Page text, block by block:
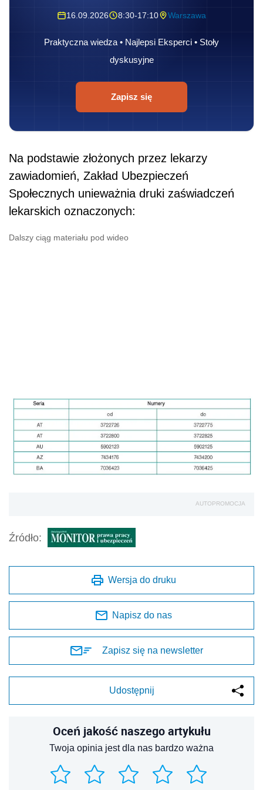
16.09.2026 8:30-17:10 Warszawa
Praktyczna wiedza • Najlepsi Eksperci • Stoły
dyskusyjne
Zapisz się
Na podstawie złożonych przez lekarzy
zawiadomień, Zakład Ubezpieczeń
Społecznych unieważnia druki zaświadczeń
lekarskich oznaczonych:
Dalszy ciąg materiału pod wideo
AUTOPROMOCJA
Źródło:
Wersja do druku
Napisz do nas
Zapisz się na newsletter
Udostępnij
Oceń jakość naszego artykułu
Twoja opinia jest dla nas bardzo ważna